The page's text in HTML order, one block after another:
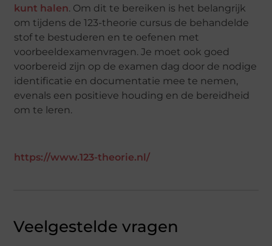
kunt halen. Om dit te bereiken is het belangrijk
om tijdens de 123-theorie cursus de behandelde
stof te bestuderen en te oefenen met
voorbeeldexamenvragen. Je moet ook goed
voorbereid zijn op de examen dag door de nodige
identificatie en documentatie mee te nemen,
evenals een positieve houding en de bereidheid
om te leren.
https://www.123-theorie.nl/
Veelgestelde vragen